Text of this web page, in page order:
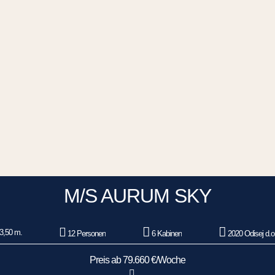
M/S AURUM SKY
m. 12 Personen 6 Kabinen 2020 Odisej
Preis ab 79.660 €/Woche